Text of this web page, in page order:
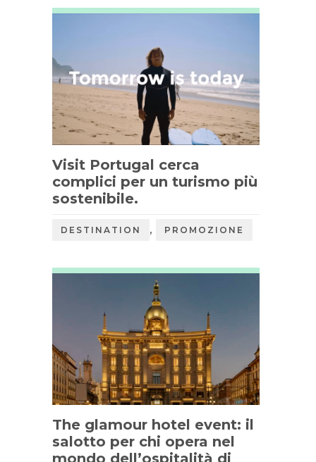
Visit Portugal cerca
complici per un turismo più
sostenibile.
DESTINATION , PROMOZIONE
The glamour hotel event: il
salotto per chi opera nel